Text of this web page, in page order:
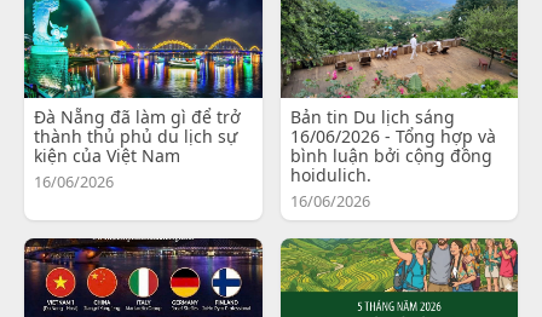
Đà Nẵng đã làm gì để trở
thành thủ phủ du lịch sự
kiện của Việt Nam
16/06/2026
Bản tin Du lịch sáng
16/06/2026 - Tổng hợp và
bình luận bởi cộng đồng
hoidulich.
16/06/2026